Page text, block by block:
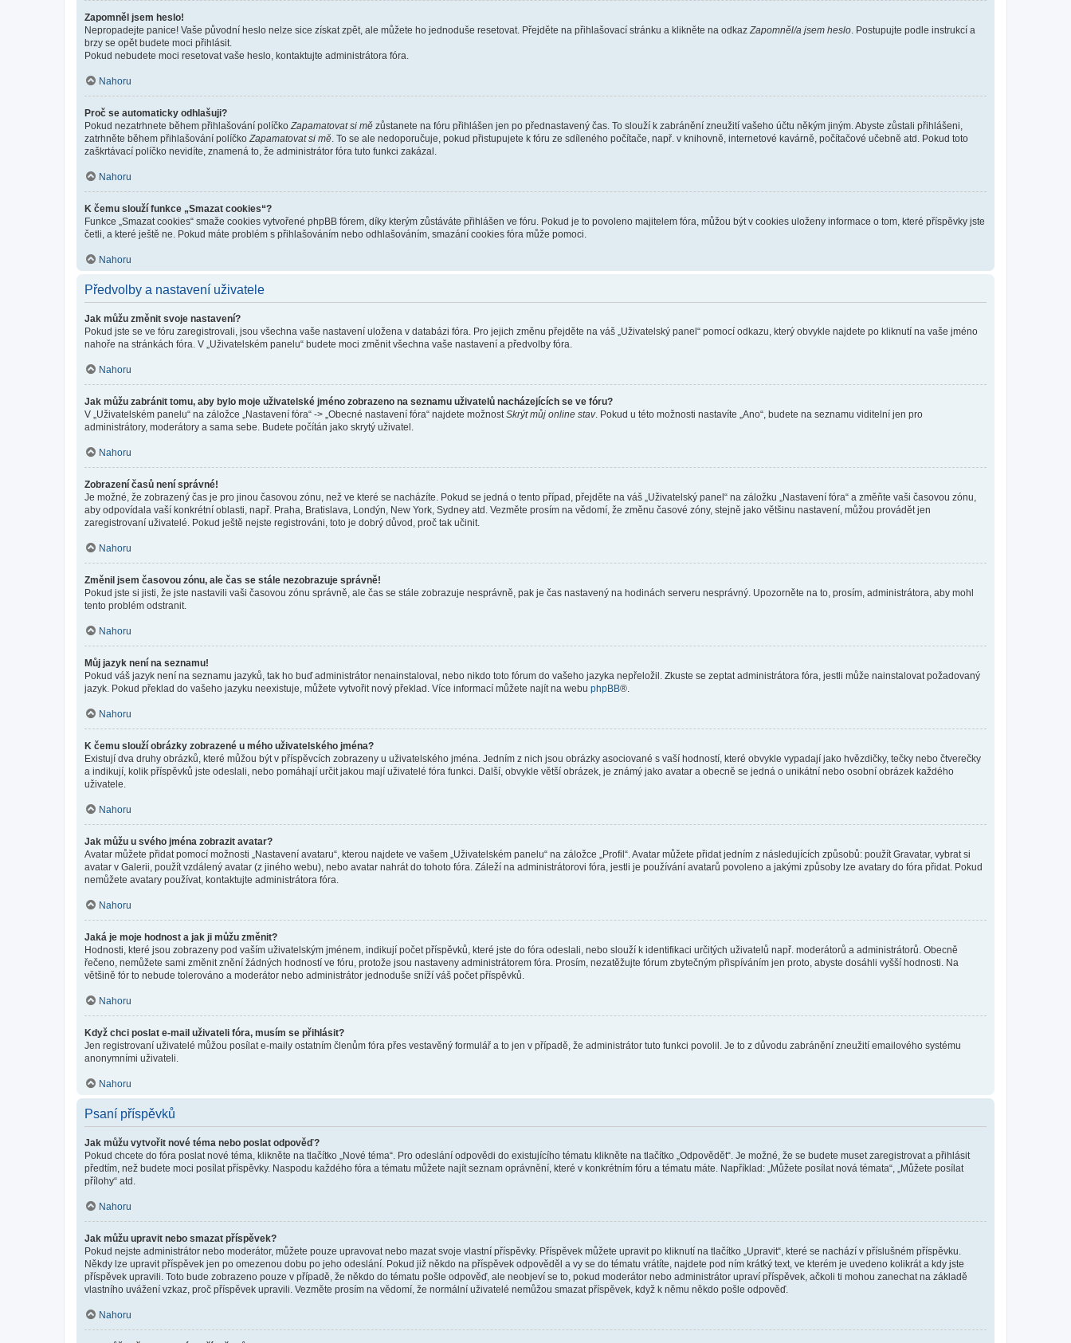
Zapomněl jsem heslo!
Nepropadejte panice! Vaše původní heslo nelze sice získat zpět, ale můžete ho jednoduše resetovat. Přejděte na přihlašovací stránku a klikněte na odkaz Zapomněl/a jsem heslo . Postupujte podle instrukcí a
brzy se opět budete moci přihlásit.
Pokud nebudete moci resetovat vaše heslo, kontaktujte administrátora fóra.
Nahoru
Proč se automaticky odhlašuji?
Pokud nezatrhnete během přihlašování políčko Zapamatovat si mě zůstanete na fóru přihlášen jen po přednastavený čas. To slouží k zabránění zneužití vašeho účtu někým jiným. Abyste zůstali přihlášeni,
zatrhněte během přihlašování políčko Zapamatovat si mě . To se ale nedoporučuje, pokud přistupujete k fóru ze sdíleného počítače, např. v knihovně, internetové kavárně, počítačové učebně atd. Pokud toto
zaškrtávací políčko nevidíte, znamená to, že administrátor fóra tuto funkci zakázal.
Nahoru
K čemu slouží funkce „Smazat cookies“?
Funkce „Smazat cookies“ smaže cookies vytvořené phpBB fórem, díky kterým zůstáváte přihlášen ve fóru. Pokud je to povoleno majitelem fóra, můžou být v cookies uloženy informace o tom, které příspěvky jste
četli, a které ještě ne. Pokud máte problém s přihlašováním nebo odhlašováním, smazání cookies fóra může pomoci.
Nahoru
Předvolby a nastavení uživatele
Jak můžu změnit svoje nastavení?
Pokud jste se ve fóru zaregistrovali, jsou všechna vaše nastavení uložena v databázi fóra. Pro jejich změnu přejděte na váš „Uživatelský panel“ pomocí odkazu, který obvykle najdete po kliknutí na vaše jméno
nahoře na stránkách fóra. V „Uživatelském panelu“ budete moci změnit všechna vaše nastavení a předvolby fóra.
Nahoru
Jak můžu zabránit tomu, aby bylo moje uživatelské jméno zobrazeno na seznamu uživatelů nacházejících se ve fóru?
V „Uživatelském panelu“ na záložce „Nastavení fóra“ -> „Obecné nastavení fóra“ najdete možnost Skrýt můj online stav. Pokud u této možnosti nastavíte „Ano“, budete na seznamu viditelní jen pro
administrátory, moderátory a sama sebe. Budete počítán jako skrytý uživatel.
Nahoru
Zobrazení časů není správné!
Je možné, že zobrazený čas je pro jinou časovou zónu, než ve které se nacházíte. Pokud se jedná o tento případ, přejděte na váš „Uživatelský panel“ na záložku „Nastavení fóra“ a změňte vaši časovou zónu,
aby odpovídala vaší konkrétní oblasti, např. Praha, Bratislava, Londýn, New York, Sydney atd. Vezměte prosím na vědomí, že změnu časové zóny, stejně jako většinu nastavení, můžou provádět jen
zaregistrovaní uživatelé. Pokud ještě nejste registrováni, toto je dobrý důvod, proč tak učinit.
Nahoru
Změnil jsem časovou zónu, ale čas se stále nezobrazuje správně!
Pokud jste si jisti, že jste nastavili vaši časovou zónu správně, ale čas se stále zobrazuje nesprávně, pak je čas nastavený na hodinách serveru nesprávný. Upozorněte na to, prosím, administrátora, aby mohl
tento problém odstranit.
Nahoru
Můj jazyk není na seznamu!
Pokud váš jazyk není na seznamu jazyků, tak ho buď administrátor nenainstaloval, nebo nikdo toto fórum do vašeho jazyka nepřeložil. Zkuste se zeptat administrátora fóra, jestli může nainstalovat požadovaný
jazyk. Pokud překlad do vašeho jazyku neexistuje, můžete vytvořit nový překlad. Více informací můžete najít na webu phpBB®.
Nahoru
K čemu slouží obrázky zobrazené u mého uživatelského jména?
Existují dva druhy obrázků, které můžou být v příspěvcích zobrazeny u uživatelského jména. Jedním z nich jsou obrázky asociované s vaší hodností, které obvykle vypadají jako hvězdičky, tečky nebo čtverečky
a indikují, kolik příspěvků jste odeslali, nebo pomáhají určit jakou mají uživatelé fóra funkci. Další, obvykle větší obrázek, je známý jako avatar a obecně se jedná o unikátní nebo osobní obrázek každého
uživatele.
Nahoru
Jak můžu u svého jména zobrazit avatar?
Avatar můžete přidat pomocí možnosti „Nastavení avataru“, kterou najdete ve vašem „Uživatelském panelu“ na záložce „Profil“. Avatar můžete přidat jedním z následujících způsobů: použít Gravatar, vybrat si
avatar v Galerii, použít vzdálený avatar (z jiného webu), nebo avatar nahrát do tohoto fóra. Záleží na administrátorovi fóra, jestli je používání avatarů povoleno a jakými způsoby lze avatary do fóra přidat. Pokud
nemůžete avatary používat, kontaktujte administrátora fóra.
Nahoru
Jaká je moje hodnost a jak ji můžu změnit?
Hodnosti, které jsou zobrazeny pod vaším uživatelským jménem, indikují počet příspěvků, které jste do fóra odeslali, nebo slouží k identifikaci určitých uživatelů např. moderátorů a administrátorů. Obecně
řečeno, nemůžete sami změnit znění žádných hodností ve fóru, protože jsou nastaveny administrátorem fóra. Prosím, nezatěžujte fórum zbytečným přispíváním jen proto, abyste dosáhli vyšší hodnosti. Na
většině fór to nebude tolerováno a moderátor nebo administrátor jednoduše sníží váš počet příspěvků.
Nahoru
Když chci poslat e-mail uživateli fóra, musím se přihlásit?
Jen registrovaní uživatelé můžou posílat e-maily ostatním členům fóra přes vestavěný formulář a to jen v případě, že administrátor tuto funkci povolil. Je to z důvodu zabránění zneužití emailového systému
anonymními uživateli.
Nahoru
Psaní příspěvků
Jak můžu vytvořit nové téma nebo poslat odpověď?
Pokud chcete do fóra poslat nové téma, klikněte na tlačítko „Nové téma“. Pro odeslání odpovědi do existujícího tématu klikněte na tlačítko „Odpovědět“. Je možné, že se budete muset zaregistrovat a přihlásit
předtím, než budete moci posílat příspěvky. Naspodu každého fóra a tématu můžete najít seznam oprávnění, které v konkrétním fóru a tématu máte. Například: „Můžete posílat nová témata“, „Můžete posílat
přílohy“ atd.
Nahoru
Jak můžu upravit nebo smazat příspěvek?
Pokud nejste administrátor nebo moderátor, můžete pouze upravovat nebo mazat svoje vlastní příspěvky. Příspěvek můžete upravit po kliknutí na tlačítko „Upravit“, které se nachází v příslušném příspěvku.
Někdy lze upravit příspěvek jen po omezenou dobu po jeho odeslání. Pokud již někdo na příspěvek odpověděl a vy se do tématu vrátíte, najdete pod ním krátký text, ve kterém je uvedeno kolikrát a kdy jste
příspěvek upravili. Toto bude zobrazeno pouze v případě, že někdo do tématu pošle odpověď, ale neobjeví se to, pokud moderátor nebo administrátor upraví příspěvek, ačkoli ti mohou zanechat na základě
vlastního uvážení vzkaz, proč příspěvek upravili. Vezměte prosím na vědomí, že normální uživatelé nemůžou smazat příspěvek, když k němu někdo pošle odpověď.
Nahoru